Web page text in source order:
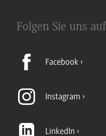
Folgen Sie uns auf
Facebook
Instagram
LinkedIn